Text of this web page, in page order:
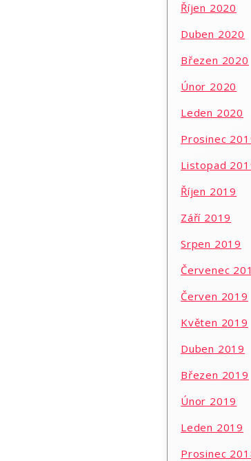
Říjen 2020
Duben 2020
Březen 2020
Únor 2020
Leden 2020
Prosinec
Listopad
Říjen 2019
Září 2019
Srpen 2019
Červenec
Červen 2019
Květen 2019
Duben 2019
Březen 2019
Únor 2019
Leden 2019
Prosinec